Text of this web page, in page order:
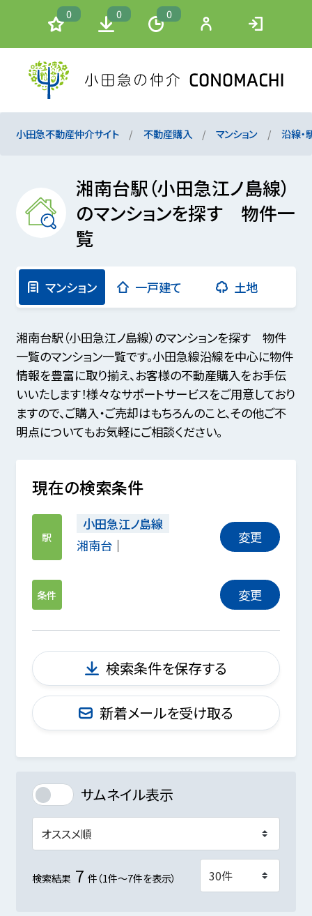
0 0 0
小田急不動産仲介サイト 不動産購入 マンション 沿線・
湘南台駅（小田急江ノ島線）
のマンションを探す 物件一
覧
マンション 一戸建て 土地
湘南台駅（小田急江ノ島線）のマンションを探す 物件
一覧のマンション一覧です。小田急線沿線を中心に物件
情報を豊富に取り揃え、お客様の不動産購入をお手伝
いいたします！様々なサポートサービスをご用意しており
ますので、ご購入・ご売却はもちろんのこと、その他ご不
明点についてもお気軽にご相談ください。
現在の検索条件
駅
小田急江ノ島線
湘南台
変更
条件 変更
検索条件を保存する
新着メールを受け取る
サムネイル表示
検索結果 7 件（1件～7件を表示）